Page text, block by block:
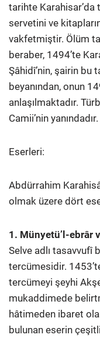
tarihte
servetini ve
vakfetmiştir. Ölüm
beraber, 1494’te
Şâhidî’nin, şairin bu
beyanından, onun
anlaşılmaktadır.
Camii’nin yanındadır.
Eserleri:
Abdürrahim
olmak üzere dört
1. Münyetü’l-ebrâr
Selve adlı tasavvufî
tercümesidir.
tercümeyi şeyhi
mukaddimede
hâtimeden ibaret
bulunan eserin